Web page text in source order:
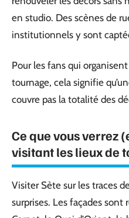
en studio. Des scènes de
institutionnels y sont
Pour les fans qui
tournage, cela signifie
couvre pas la totalité des
Ce que vous verrez
visitant les lieux de
Visiter Sète sur les traces
surprises. Les façades sont